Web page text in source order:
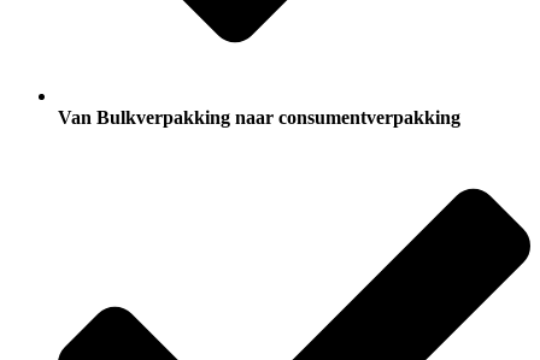
Van Bulkverpakking naar consumentverpakking